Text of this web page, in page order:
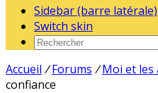
Sidebar (barre latérale)
Switch skin
Accueil / Forums / Moi et les
confiance